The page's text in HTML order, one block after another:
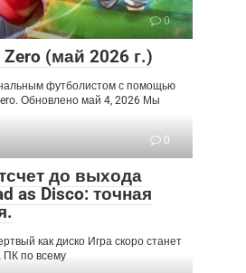
0
(май 2026 г.)
футболистом с помощью
Обновлено май 4, 2026 Мы
0
до выхода
as Disco: точная
как диско Игра скоро станет
ПК по всему